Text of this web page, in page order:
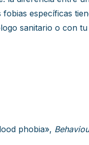
específicas
sanitario o con tu
phobia»,